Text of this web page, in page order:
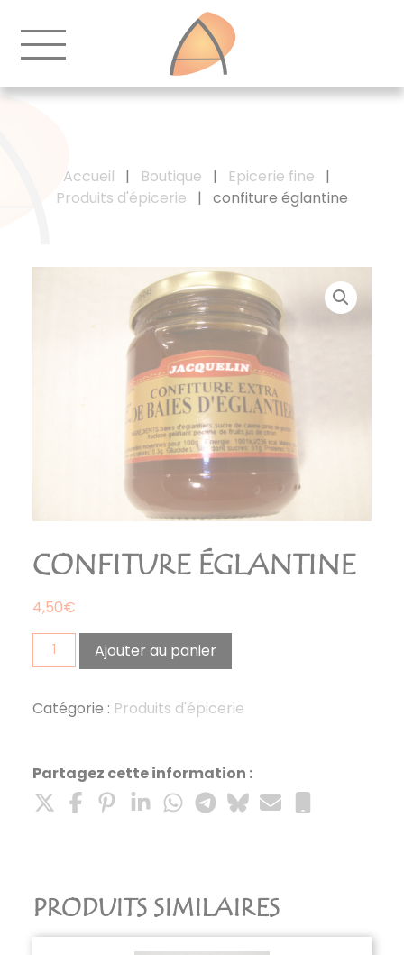
Accueil | Boutique | Epicerie fine
|
Produits d'épicerie
| confiture églantine
CONFITURE ÉGLANTINE
4,50€
quantité
de
églantine
Ajouter au panier
Catégorie : Produits d'épicerie
Partagez cette information :
PRODUITS SIMILAIRES